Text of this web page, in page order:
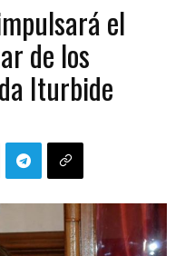
el
de los
Iturbide